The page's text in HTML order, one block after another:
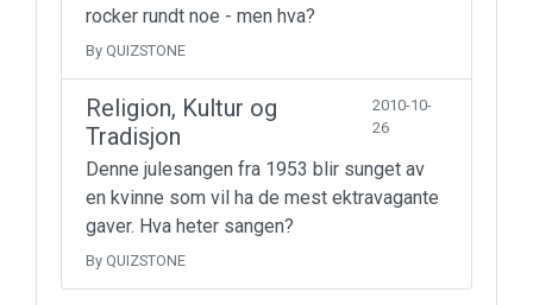
rocker rundt noe - men hva?
By QUIZSTONE
Religion, Kultur og
Tradisjon
2010-10-
26
Denne julesangen fra 1953 blir sunget av
en kvinne som vil ha de mest ektravagante
gaver. Hva heter sangen?
By QUIZSTONE